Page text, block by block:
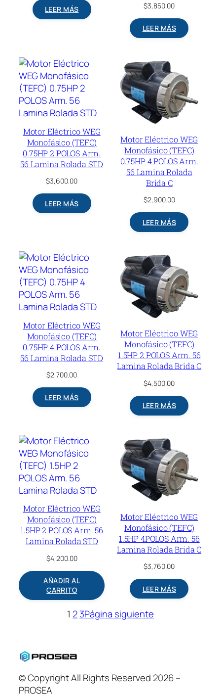
LEER MÁS $3,850.00
LEER MÁS
Motor Eléctrico WEG
Monofásico (TEFC)
0.75HP 2 POLOS Arm.
56 Lamina Rolada STD
$3,600.00
LEER MÁS
Motor Eléctrico WEG
Monofásico (TEFC)
0.75HP 4 POLOS Arm.
56 Lamina Rolada
Brida C
$2,900.00
LEER MÁS
Motor Eléctrico WEG
Monofásico (TEFC)
0.75HP 4 POLOS Arm.
56 Lamina Rolada STD
$2,700.00
LEER MÁS
Motor Eléctrico WEG
Monofásico (TEFC)
1.5HP 2 POLOS Arm. 56
Lamina Rolada Brida C
$4,500.00
LEER MÁS
Motor Eléctrico WEG
Monofásico (TEFC)
1.5HP 2 POLOS Arm. 56
Lamina Rolada STD
$4,200.00
AÑADIR AL
CARRITO
Motor Eléctrico WEG
Monofásico (TEFC)
1.5HP 4POLOS Arm. 56
Lamina Rolada Brida C
$3,760.00
LEER MÁS
1 23Página siguiente
© Copyright All Rights Reserved 2026 –
PROSEA